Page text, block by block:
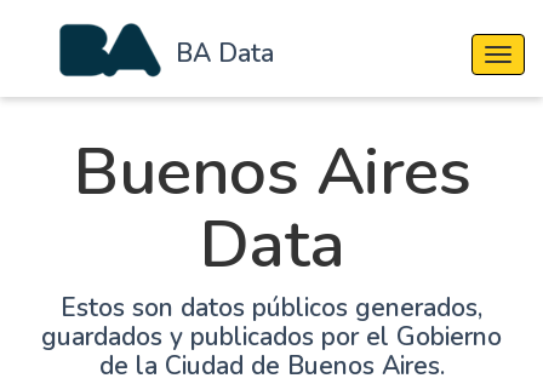
BA Data
Buenos Aires
Data
Estos son datos públicos generados,
guardados y publicados por el Gobierno
de la Ciudad de Buenos Aires.